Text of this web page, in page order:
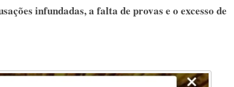
infundadas, a falta de provas e o excesso de